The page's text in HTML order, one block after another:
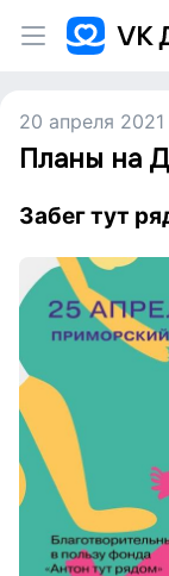
20 апреля 2021
Планы на
Забег тут